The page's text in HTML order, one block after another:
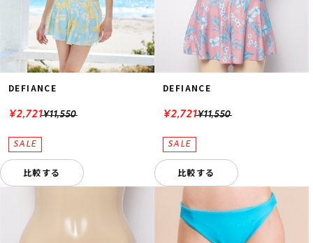
DEFIANCE
¥11,550
¥2,721
比較する
DEFIANCE
¥11,550
¥2,721
比較する